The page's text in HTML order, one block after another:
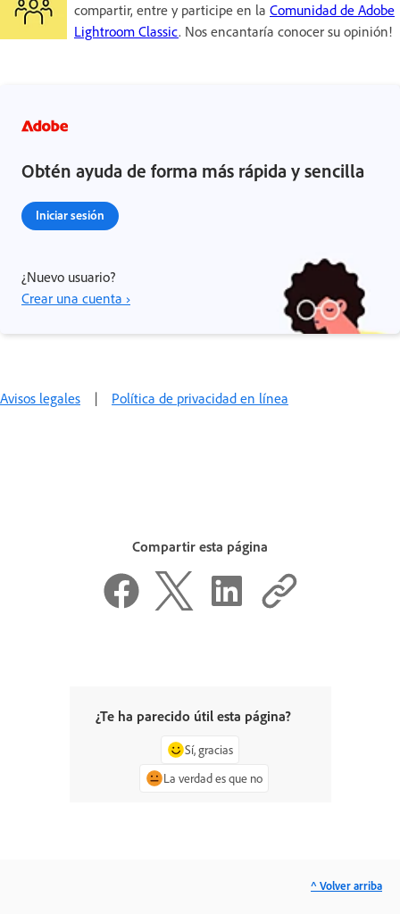
compartir, entre y participe en la Comunidad de Adobe
Lightroom Classic. Nos encantaría conocer su opinión!
Obtén ayuda de forma más rápida y sencilla
Iniciar sesión
¿Nuevo usuario?
Crear una cuenta ›
Avisos legales | Política de privacidad en línea
Compartir esta página
¿Te ha parecido útil esta página?
Sí, gracias
La verdad es que no
^ Volver arriba